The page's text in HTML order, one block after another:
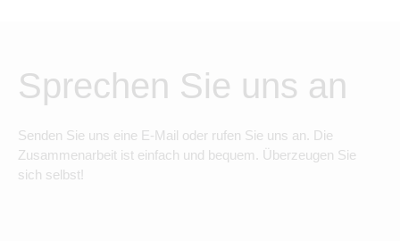
Sprechen Sie uns an
Senden Sie uns eine E-Mail oder rufen Sie uns an. Die
Zusammenarbeit ist einfach und bequem. Überzeugen Sie
sich selbst!